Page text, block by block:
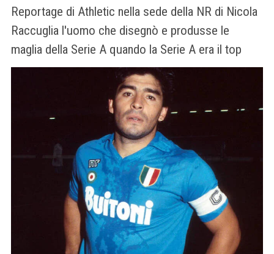
Reportage di Athletic nella sede della NR di Nicola
Raccuglia l'uomo che disegnò e produsse le
maglia della Serie A quando la Serie A era il top